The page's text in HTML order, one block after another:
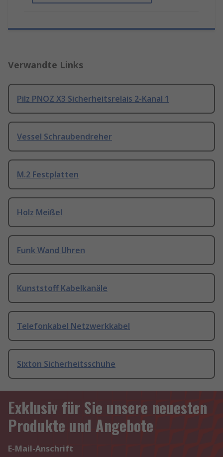
Verwandte Links
Pilz PNOZ X3 Sicherheitsrelais 2-Kanal 1
Vessel Schraubendreher
M.2 Festplatten
Holz Meißel
Funk Wand Uhren
Kunststoff Kabelkanäle
Telefonkabel Netzwerkkabel
Sixton Sicherheitsschuhe
Exklusiv für Sie unsere neuesten
Produkte und Angebote
E-Mail-Anschrift